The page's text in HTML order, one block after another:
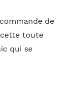
de
cette toute
qui se